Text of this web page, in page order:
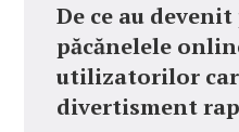
De ce au
păcănelele
utilizatorilor
divertisment